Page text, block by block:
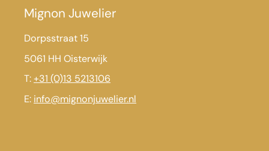
Mignon Juwelier
Dorpsstraat 15
5061 HH Oisterwijk
T:+31 (0)13 5213106
E: info@mignonjuwelier.nl